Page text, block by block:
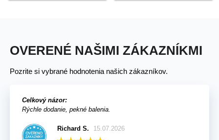
OVERENÉ NAŠIMI ZÁKAZNÍKMI
Pozrite si vybrané hodnotenia našich zákazníkov.
Celkový názor:
Rýchle dodanie, pekné balenia.
Richard S. 15.07.2026